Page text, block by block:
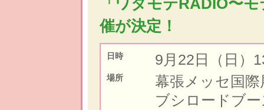
「ワタモテRADIO〜
催が決定！
日時 9月22日（日）
場所
幕張メッセ国
ブシロードブ